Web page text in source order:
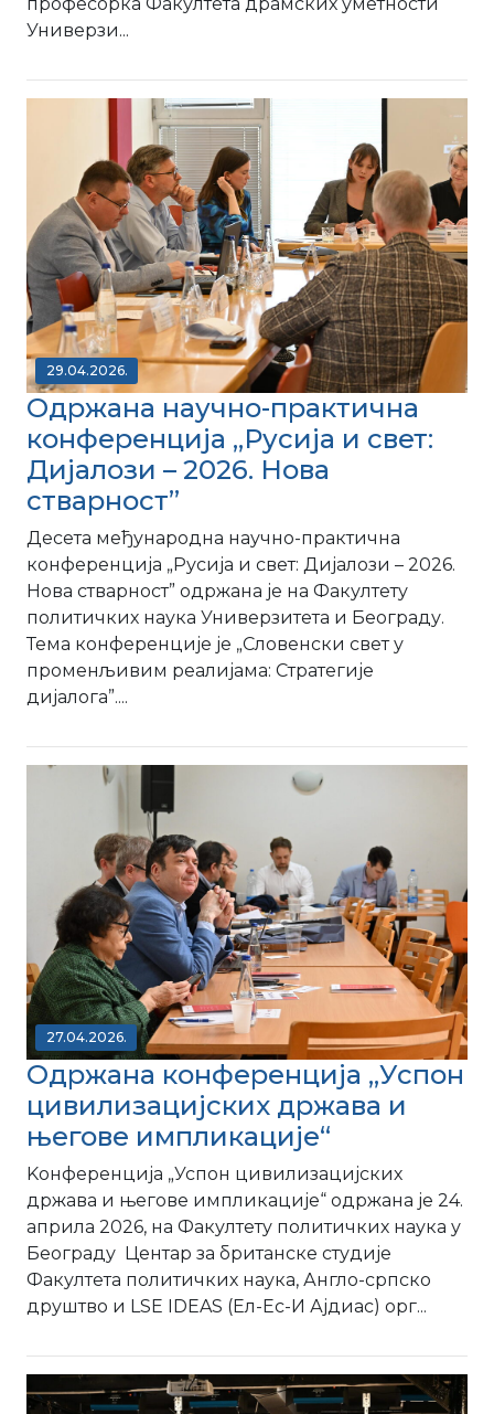
професорка Факултета драмских уметности
Универзи...
29.04.2026.
Одржана научно-практична
конференција „Русија и свет:
Дијалози – 2026. Нова
стварност”
Десета међународна научно-практична
конференција „Русија и свет: Дијалози – 2026.
Нова стварност” одржана је на Факултету
политичких наука Универзитета и Београду.
Тема конференције је „Словенски свет у
променљивим реалијама: Стратегије
дијалога”....
27.04.2026.
Одржана конференција „Успон
цивилизацијских држава и
његове импликације“
Kонференција „Успон цивилизацијских
држава и његове импликације“ одржана је 24.
априла 2026, на Факултету политичких наука у
Београду Центар за британске студије
Факултета политичких наука, Англо-српско
друштво и LSE IDEAS (Ел-Ес-И Ајдиас) орг...